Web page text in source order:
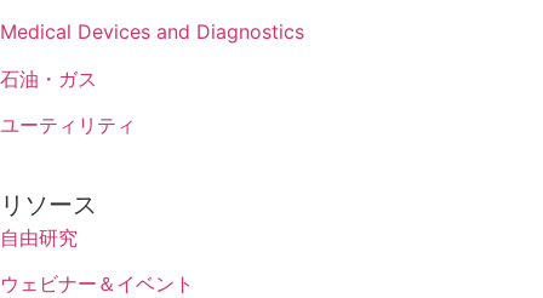
Medical Devices and Diagnostics
石油・ガス
ユーティリティ
リソース
自由研究
ウェビナー＆イベント